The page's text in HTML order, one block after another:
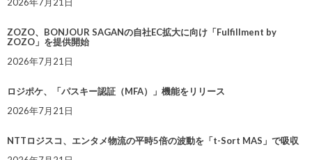
ZOZO、BONJOUR SAGANの自社EC拡大に向け「Fulfillment by
ZOZO」を提供開始
2026年7月21日
ロジポケ、「パスキー認証（MFA）」機能をリリース
2026年7月21日
NTTロジスコ、エンタメ物流の平時5倍の波動を「t-Sort MAS」で吸収